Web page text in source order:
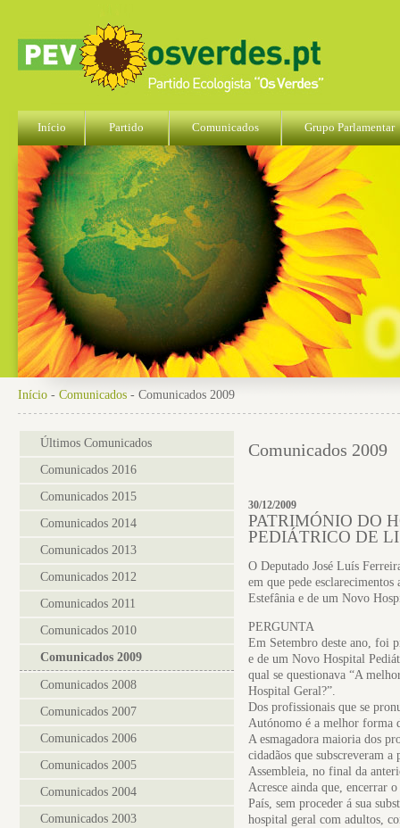
Início Partido Comunicados Grupo Parlamentar
Início - Comunicados - Comunicados 2009
Últimos Comunicados
Comunicados 2016
Comunicados 2015
Comunicados 2014
Comunicados 2013
Comunicados 2012
Comunicados 2011
Comunicados 2010
Comunicados 2009
Comunicados 2008
Comunicados 2007
Comunicados 2006
Comunicados 2005
Comunicados 2004
Comunicados 2003
Comunicados 2009
30/12/2009
PATRIMÓNIO DO
PEDIÁTRICO DE
O Deputado José Luís
em que pede
Estefânia e de um Novo
PERGUNTA
Em Setembro deste ano, foi
e de um Novo Hospital
qual se questionava “A
Hospital Geral?”.
Dos profissionais que se
Autónomo é a melhor forma
A esmagadora maioria dos
cidadãos que subscreveram
Assembleia, no final da
Acresce ainda que, encerrar
País, sem proceder á sua
hospital geral com adultos,